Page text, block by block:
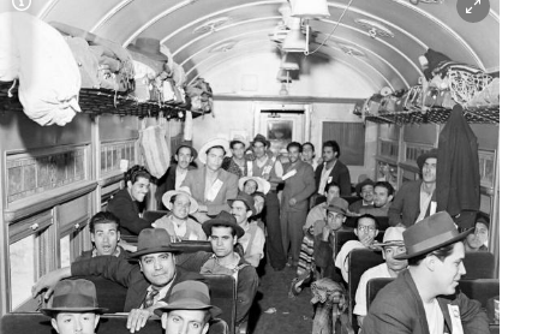
Copyright-Hinweis öffnen/schließen